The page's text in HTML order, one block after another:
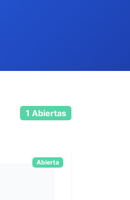
1 Abiertas
Abierta